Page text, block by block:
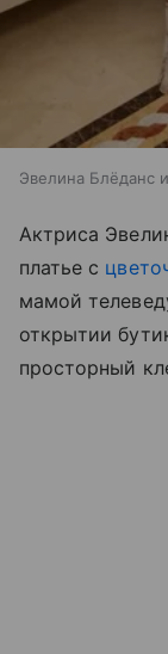
Эвелина Блёданс
Актриса
платье с
мамой
открытии
просторный